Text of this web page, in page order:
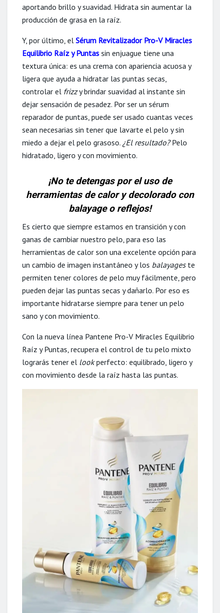
aportando brillo y suavidad. Hidrata sin aumentar la
producción de grasa en la raíz.
Y, por último, el Sérum Revitalizador Pro-V Miracles
Equilibrio Raíz y Puntas sin enjuague tiene una
textura única: es una crema con apariencia acuosa y
ligera que ayuda a hidratar las puntas secas,
controlar el frizzy brindar suavidad al instante sin
dejar sensación de pesadez. Por ser un sérum
reparador de puntas, puede ser usado cuantas veces
sean necesarias sin tener que lavarte el pelo y sin
miedo a dejar el pelo grasoso. ¿El resultado?Pelo
hidratado, ligero y con movimiento.
¡No te detengas por el uso de
herramientas de calor y decolorado con
balayage o reflejos!
Es cierto que siempre estamos en transición y con
ganas de cambiar nuestro pelo, para eso las
herramientas de calor son una excelente opción para
un cambio de imagen instantáneo y los balayages te
permiten tener colores de pelo muy fácilmente, pero
pueden dejar las puntas secas y dañarlo. Por eso es
importante hidratarse siempre para tener un pelo
sano y con movimiento.
Con la nueva línea Pantene Pro-V Miracles Equilibrio
Raíz y Puntas, recupera el control de tu pelo mixto
lograrás tener el lookperfecto: equilibrado, ligero y
con movimiento desde la raíz hasta las puntas.